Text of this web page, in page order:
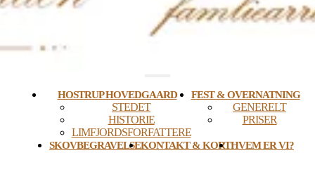
HOSTRUP HOVEDGAARD
STEDET
HISTORIE
LIMFJORDSFORFATTERE
FEST & OVERNATNING
GENERELT
PRISER
SKOVBEGRAVELSEKONTAKT & KORTHVEM ER VI?